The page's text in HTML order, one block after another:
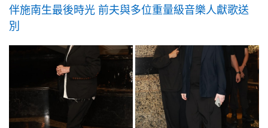
伴施南生最後時光 前夫與多位重量級音樂人獻歌送
別